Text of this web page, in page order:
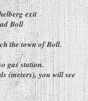
exit
Boll
the town of Boll.
gas station.
(meters), you will see